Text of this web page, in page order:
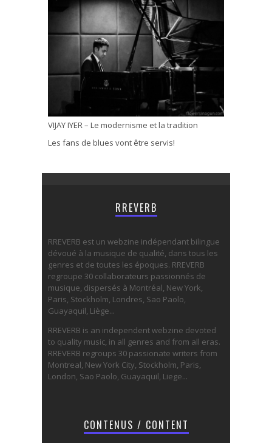
VIJAY IYER – Le modernisme et la tradition
Les fans de blues vont être servis!
RREVERB
RREVERB est un webzine indépendant bilingue
dévoué à la musique de qualité, dans tous les
genres et de toutes les époques. RREVERB
regroupe 30 collaborateurs passionnés de
musique, dispersés à Montréal, New York,
Paris, Stockholm, Londres, Sao Paolo,
Guayaquil, Liège...
RREVERB is an independent webzine devoted
to quality music, in all genres and from all eras.
RREVERB regroups 30 passionate writers from
Montreal, New York City, Stockholm, Paris,
London, Sao Paolo, Guayaquil, Liege...
CONTENUS / CONTENT